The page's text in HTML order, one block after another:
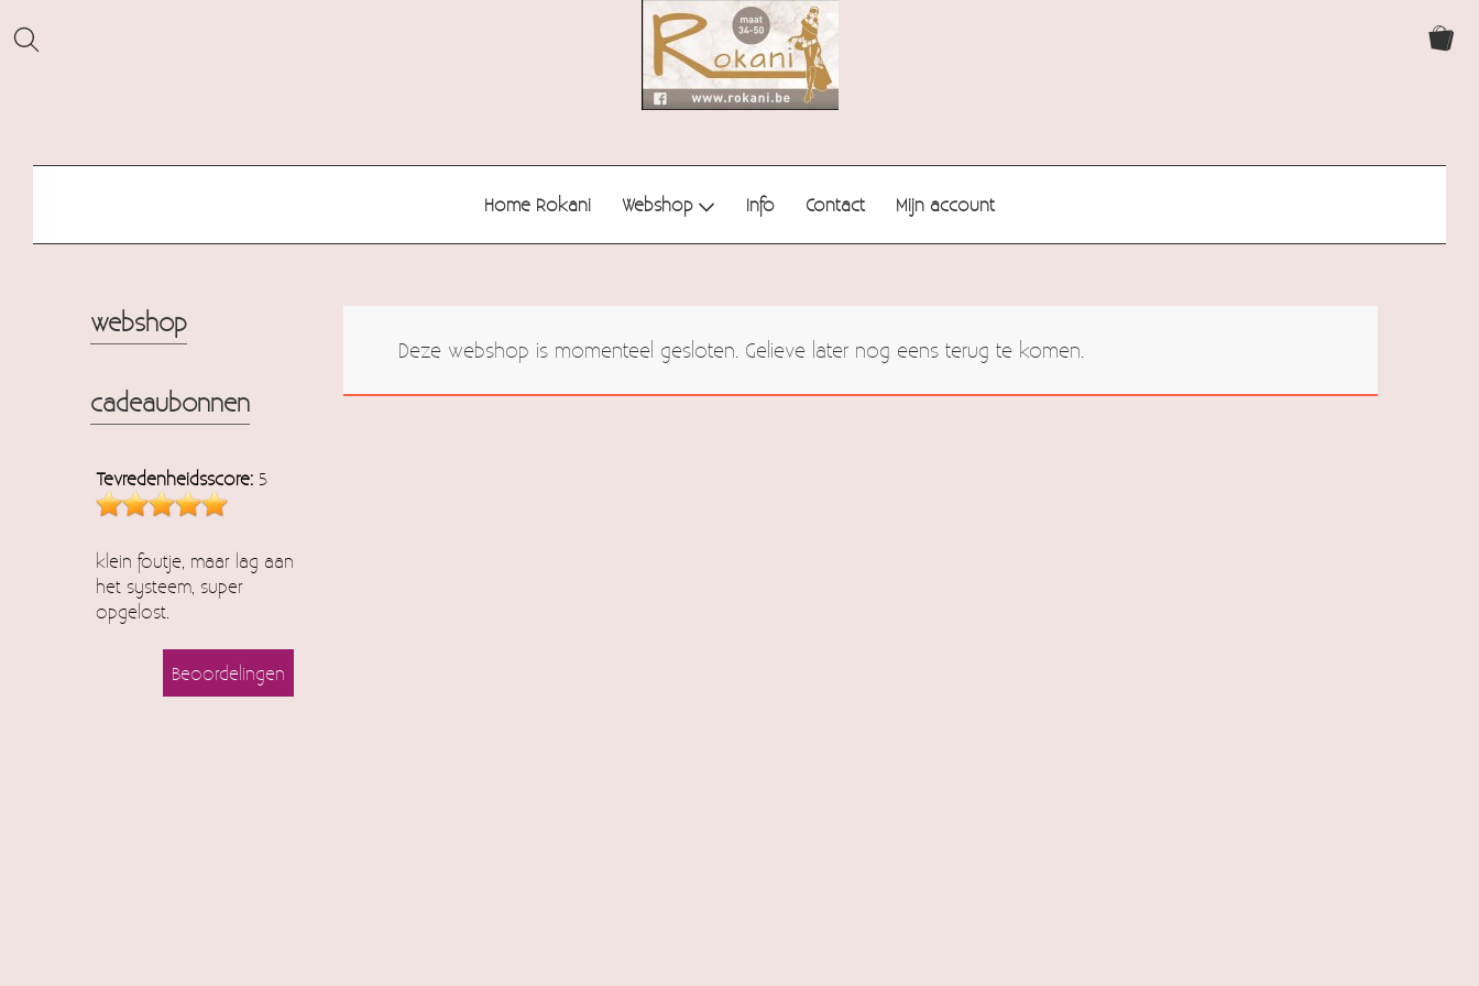
Home Rokani Webshop Info Contact Mijn account
webshop
cadeaubonnen
Tevredenheidsscore: 5
klein foutje, maar lag aan
het systeem, super
opgelost.
Beoordelingen
Deze webshop is momenteel gesloten. Gelieve later nog eens terug te komen.